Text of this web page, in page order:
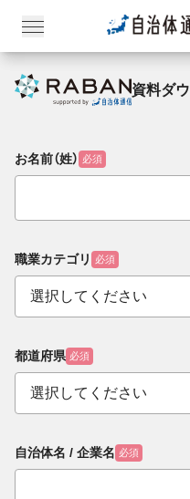
資料ダ
お名前（姓） 必須
職業カテゴリ 必須
都道府県 必須
自治体名 / 企業名 必須